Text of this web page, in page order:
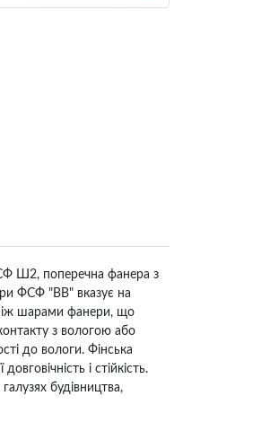
Ш2, поперечна фанера з
ФСФ "BB" вказує на
між шарами фанери, що
з вологою або
до вологи. Фінська
і стійкість.
будівництва,